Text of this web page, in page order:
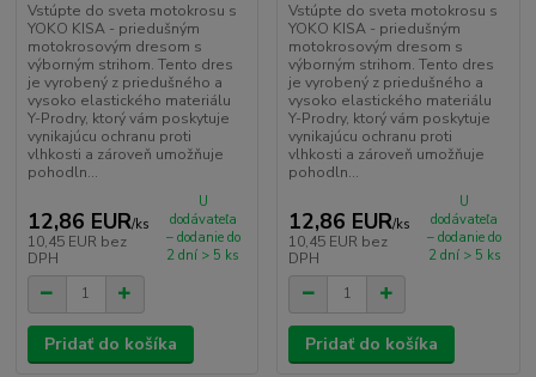
Vstúpte do sveta motokrosu s
YOKO KISA - priedušným
motokrosovým dresom s
výborným strihom. Tento dres
je vyrobený z priedušného a
vysoko elastického materiálu
Y-Prodry, ktorý vám poskytuje
vynikajúcu ochranu proti
vlhkosti a zároveň umožňuje
pohodln...
12,86 EUR/ks
10,45 EUR bez
DPH
U
dodávateľa
– dodanie do
2 dní > 5 ks
Pridať do košíka
Vstúpte do sveta motokrosu s
YOKO KISA - priedušným
motokrosovým dresom s
výborným strihom. Tento dres
je vyrobený z priedušného a
vysoko elastického materiálu
Y-Prodry, ktorý vám poskytuje
vynikajúcu ochranu proti
vlhkosti a zároveň umožňuje
pohodln...
12,86 EUR/ks
10,45 EUR bez
DPH
U
dodávateľa
– dodanie do
2 dní > 5 ks
Pridať do košíka